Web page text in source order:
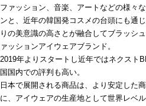
ファッション、音楽、アートなどの様々
ンと、近年の韓国発コスメの台頭にも通
りの美意識の高さとが融合してブラッシ
ァッションアイウェアブランド。
2019年よりスタートし近年ではネクスト
国国内での評判も高い。
日本で展開される商品は、より安定した
に、アイウェアの生産地として世界レベ